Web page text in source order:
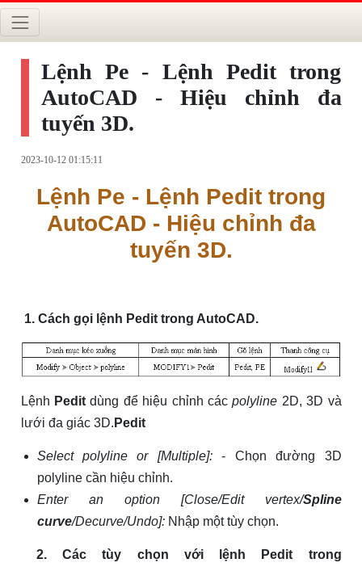
Lệnh Pe - Lệnh Pedit trong
AutoCAD - Hiệu chỉnh đa
tuyến 3D.
2023-10-12 01:15:11
Lệnh Pe - Lệnh Pedit trong
AutoCAD - Hiệu chỉnh đa
tuyến 3D.
1. Cách gọi lệnh Pedit trong AutoCAD.
Lệnh Peditdùng để hiệu chỉnh cácpolyline 2D, 3D và
lưới đa giác 3D. Pedit
Select polyline or [Multiple]:- Chọn đường 3D
polyline cần hiệu chỉnh.
Enter an option [Close/Edit vertex/Spline
curve/Decurve/Undo]:Nhập một tùy chọn.
2. Các tùy chọn với lệnh Pedit trong